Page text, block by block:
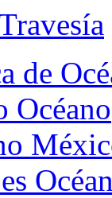
de
Océano